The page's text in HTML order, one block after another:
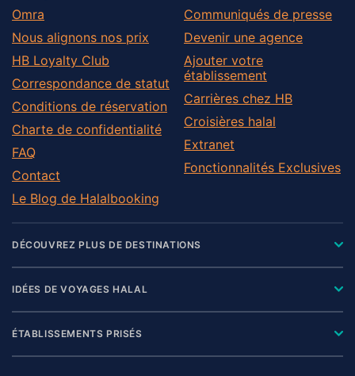
Omra
Nous alignons nos prix
HB Loyalty Club
Correspondance de statut
Conditions de réservation
Charte de confidentialité
FAQ
Contact
Le Blog de Halalbooking
Communiqués de presse
Devenir une agence
Ajouter votre
établissement
Carrières chez HB
Croisières halal
Extranet
Fonctionnalités Exclusives
DÉCOUVREZ PLUS DE DESTINATIONS
IDÉES DE VOYAGES HALAL
ÉTABLISSEMENTS PRISÉS